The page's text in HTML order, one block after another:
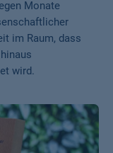
Monate
im Raum, dass
wird.